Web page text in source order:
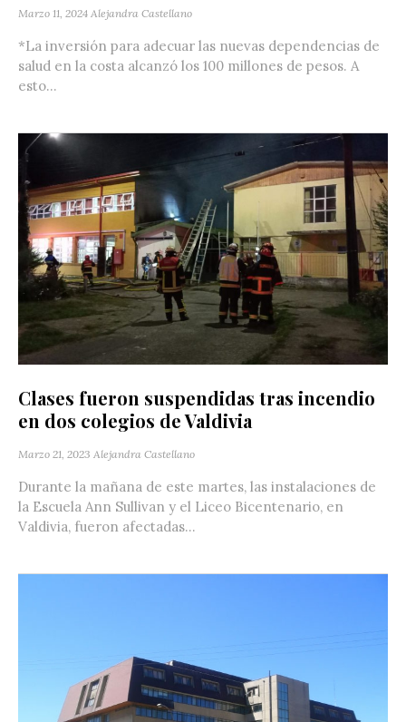
Marzo 11, 2024 Alejandra Castellano
*La inversión para adecuar las nuevas dependencias de
salud en la costa alcanzó los 100 millones de pesos. A
esto...
Clases fueron suspendidas tras incendio
en dos colegios de Valdivia
Marzo 21, 2023 Alejandra Castellano
Durante la mañana de este martes, las instalaciones de
la Escuela Ann Sullivan y el Liceo Bicentenario, en
Valdivia, fueron afectadas...